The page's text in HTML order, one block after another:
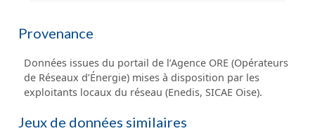
Provenance
Données issues du portail de l’Agence ORE (Opérateurs
de Réseaux d’Énergie) mises à disposition par les
exploitants locaux du réseau (Enedis, SICAE Oise).
Jeux de données similaires